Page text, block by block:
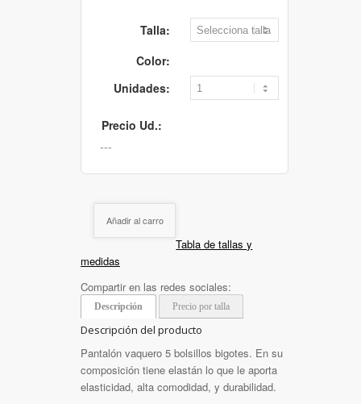
Talla:
Color:
Unidades:
Precio Ud.:
Añadir al carro
Tabla de tallas y
medidas
Compartir en las redes sociales:
Descripción Precio por talla
Descripción del producto
Pantalón vaquero 5 bolsillos bigotes. En su
composición tiene elastán lo que le aporta
elasticidad, alta comodidad, y durabilidad.